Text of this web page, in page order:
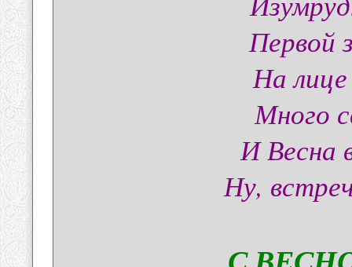
Первой
На лице
Много
И Весна
Ну,